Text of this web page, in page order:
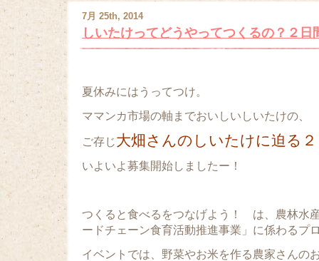
7月 25th, 2014
しいたけってどうやってつくるの？２日
夏休みにはうってつけ。
ママンカ市場の軸までおいしいしいたけの、
ご存じ大畑さんのしいたけに迫る
いよいよ募集開始しましたー！
つくると食べるをつなげよう！ は、農林水
ードチェーン食育活動推進事業」に係わるプ
イベントでは、野菜やお米を作る農家さんの